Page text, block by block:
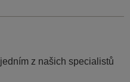
z našich specialistů